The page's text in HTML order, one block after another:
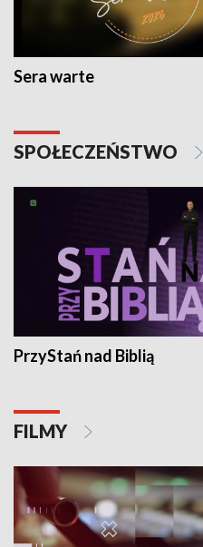
Sera warte
SPOŁECZEŃSTWO
PrzyStań nad Biblią
FILMY